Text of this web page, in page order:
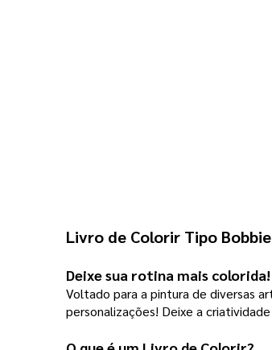
Livro de Colorir Tipo
Deixe sua rotina mais colorida!
Voltado para a pintura de diversas
personalizações! Deixe a